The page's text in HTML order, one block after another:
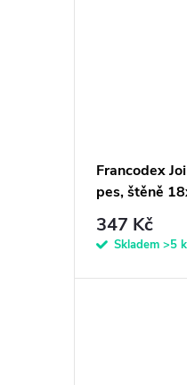
Francodex
pes, štěně
347 Kč
Skladem >5